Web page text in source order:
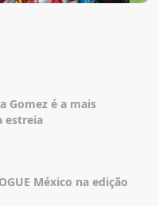
Gomez é a mais
estreia
México na edição